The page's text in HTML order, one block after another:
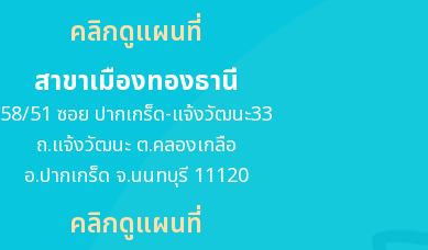
คลิกดูแผนที่
สาขาเมืองทองธานี
58/51 ซอย ปากเกร็ด-แจ้งวัฒนะ33
ถ.แจ้งวัฒนะ ต.คลองเกลือ
อ.ปากเกร็ด จ.นนทบุรี 11120
คลิกดูแผนที่